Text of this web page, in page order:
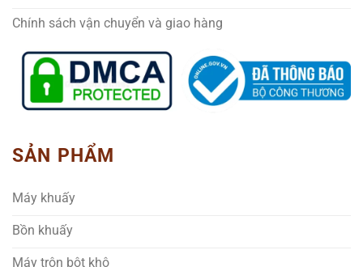
Chính sách vận chuyển và giao hàng
SẢN PHẨM
Máy khuấy
Bồn khuấy
Máy trộn bột khô